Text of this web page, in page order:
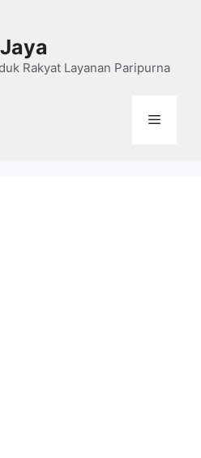
Rakyat Layanan Paripurna
Menu